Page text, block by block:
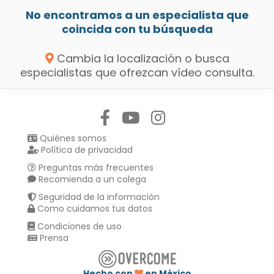
No encontramos a un especialista que
coincida con tu búsqueda
Cambia la localización o busca
especialistas que ofrezcan vídeo consulta.
Quiénes somos
Política de privacidad
Preguntas más frecuentes
Recomienda a un colega
Seguridad de la información
Como cuidamos tus datos
Condiciones de uso
Prensa